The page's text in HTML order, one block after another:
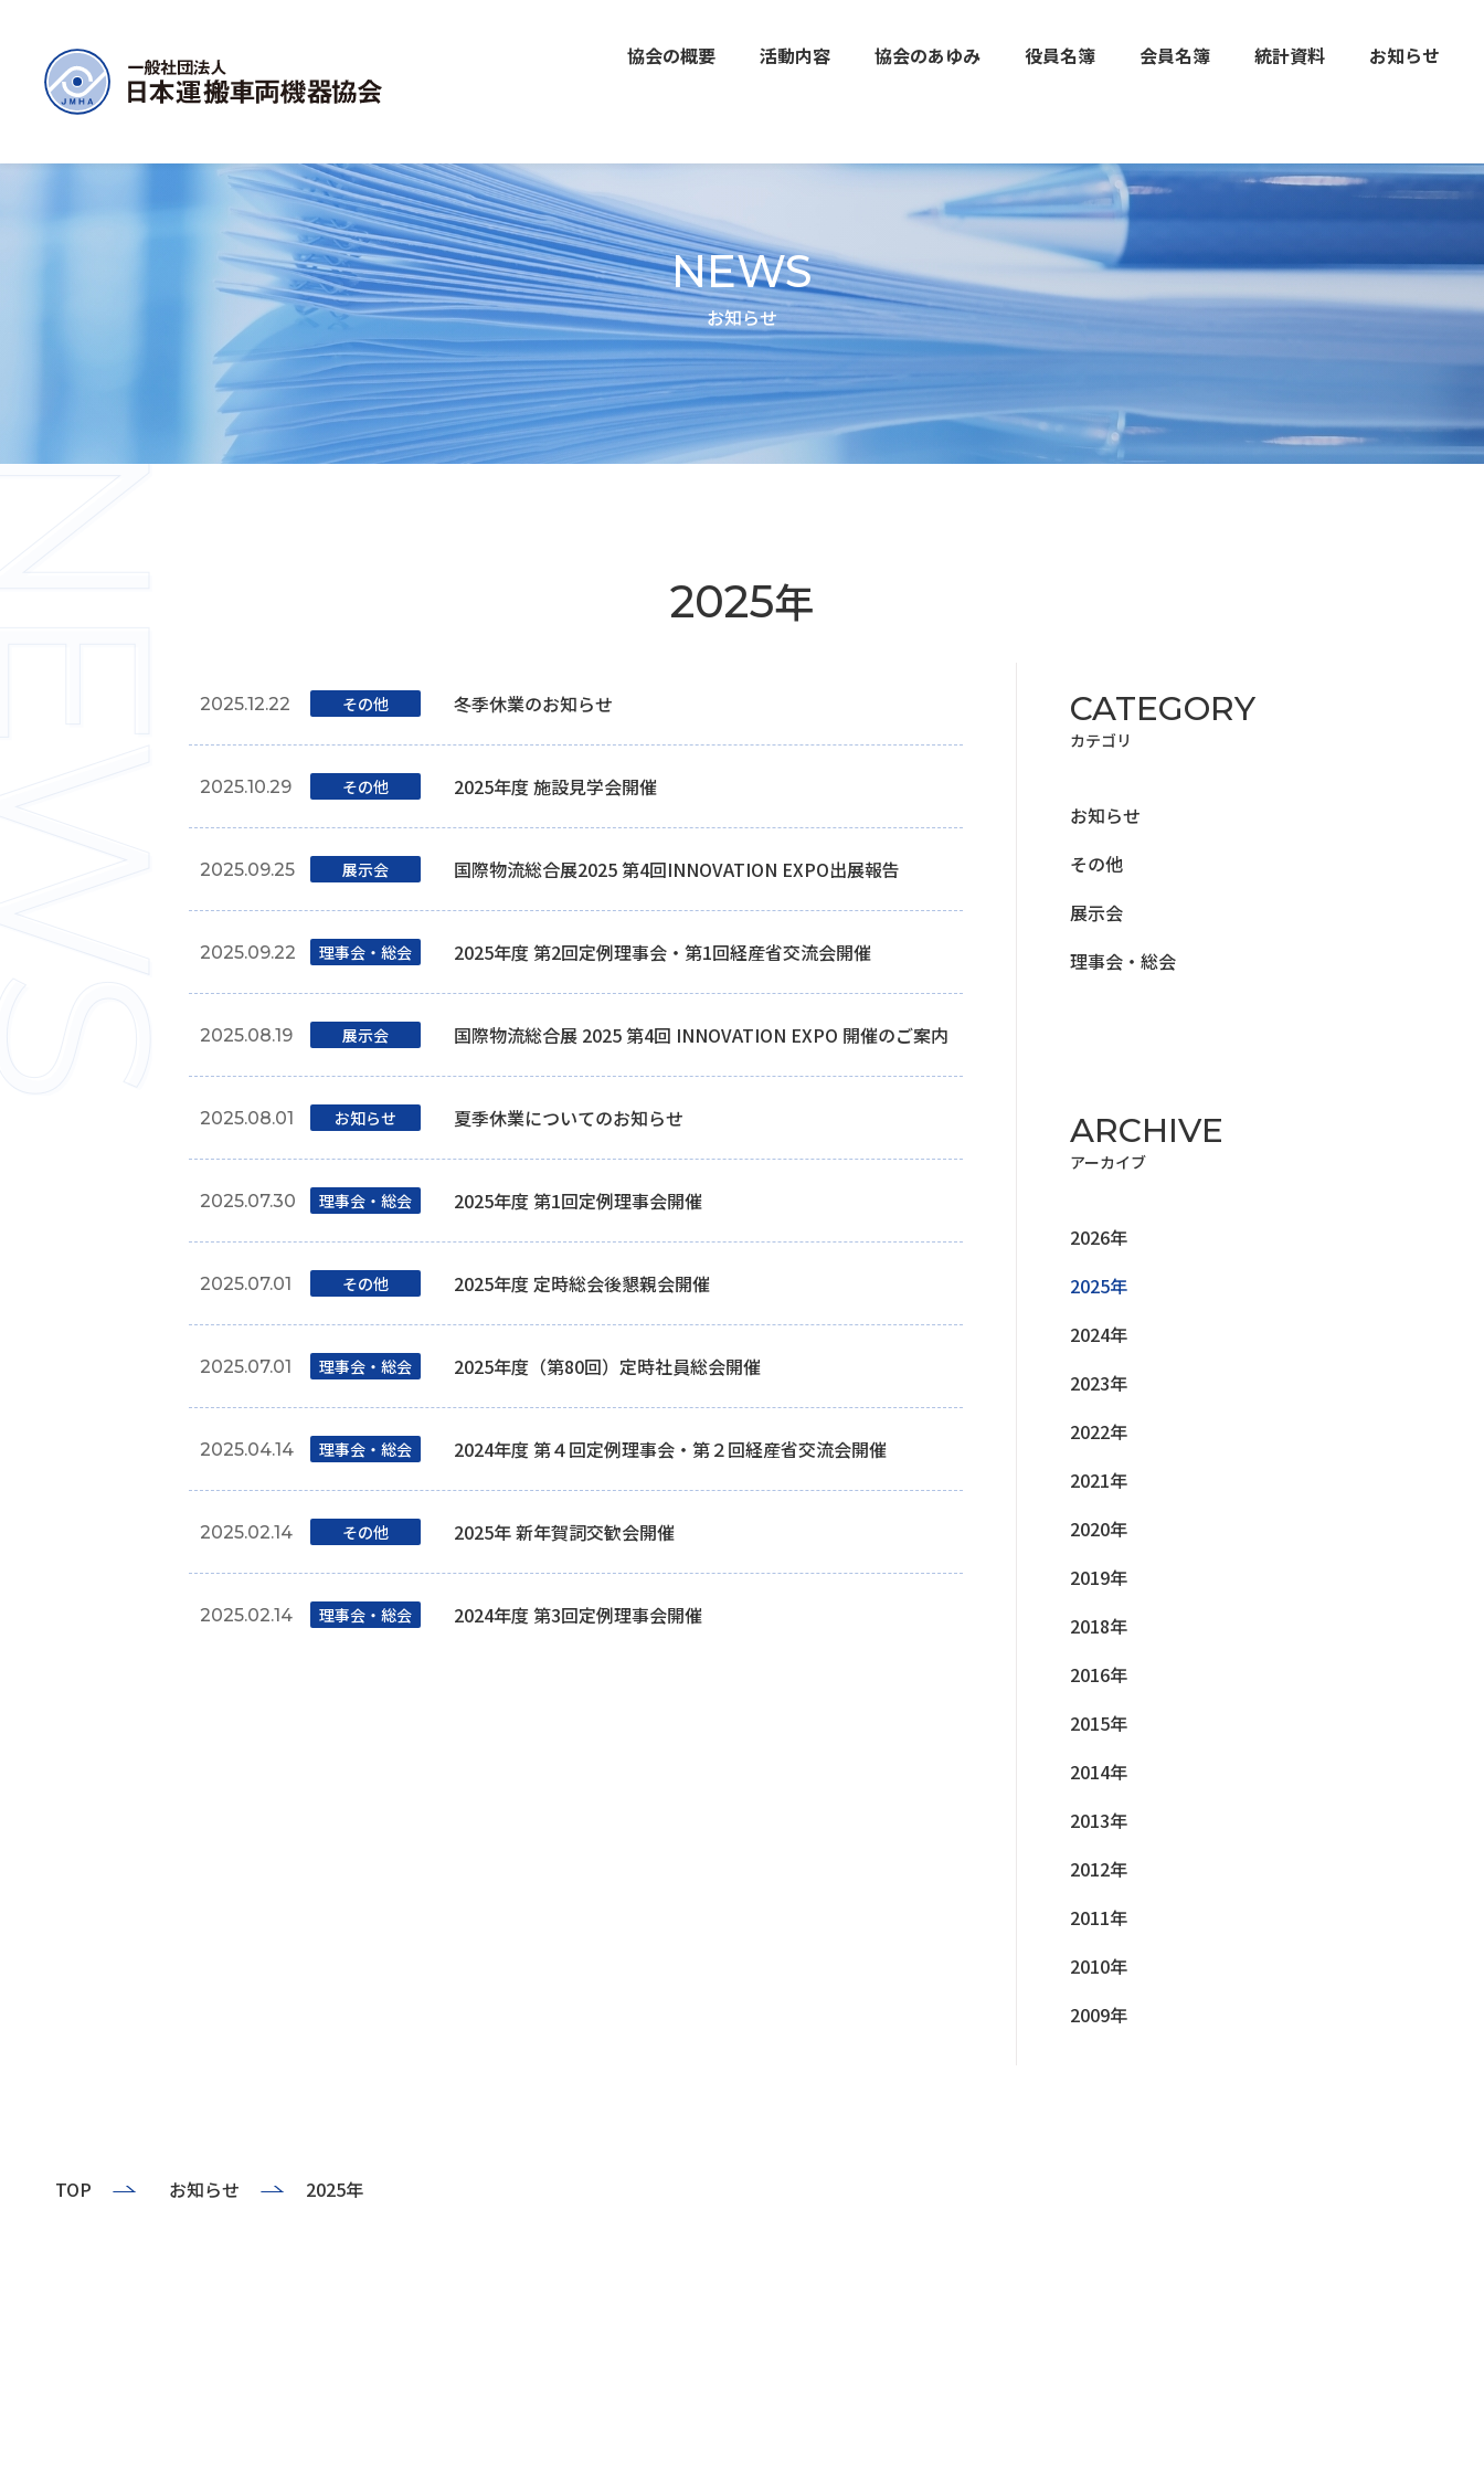
協会の概要 活動内容 協会のあゆみ 役員名簿 会員名簿 統計資料 お知らせ
NEWS
お知らせ
2025年
2025.12.22 その他 冬季休業のお知らせ
2025.10.29 その他 2025年度 施設見学会開催
2025.09.25 展⽰会 国際物流総合展2025 第4回INNOVATION EXPO出展報告
2025.09.22 理事会‧総会 2025年度 第2回定例理事会・第1回経産省交流会開催
2025.08.19 展⽰会 国際物流総合展 2025 第4回 INNOVATION EXPO 開催のご案内
2025.08.01 お知らせ 夏季休業についてのお知らせ
2025.07.30 理事会‧総会 2025年度 第1回定例理事会開催
2025.07.01 その他 2025年度 定時総会後懇親会開催
2025.07.01 理事会‧総会 2025年度（第80回）定時社員総会開催
2025.04.14 理事会‧総会 2024年度 第４回定例理事会・第２回経産省交流会開催
2025.02.14 その他 2025年 新年賀詞交歓会開催
2025.02.14 理事会‧総会 2024年度 第3回定例理事会開催
CATEGORY
カテゴリ
お知らせ
その他
展⽰会
理事会‧総会
ARCHIVE
アーカイブ
2026年
2025年
2024年
2023年
2022年
2021年
2020年
2019年
2018年
2016年
2015年
2014年
2013年
2012年
2011年
2010年
2009年
TOP お知らせ 2025年